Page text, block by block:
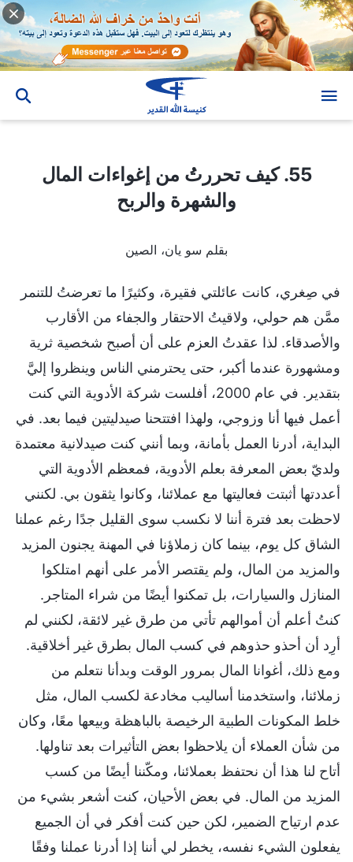
55. كيف تحررتُ من إغواءات المال
والشهرة والربح
بقلم سو يان، الصين
في صِغري، كانت عائلتي فقيرة، وكثيرًا ما تعرضتُ للتنمر
ممَّن هم حولي، ولاقيتُ الاحتقار والجفاء من الأقارب
والأصدقاء. لذا عقدتُ العزم على أن أصبح شخصية ثرية
ومشهورة عندما أكبر، حتى يحترمني الناس وينظروا إليَّ
بتقدير. في عام 2000، أفلست شركة الأدوية التي كنت
أعمل فيها أنا وزوجي، ولهذا افتتحنا صيدليتين فيما بعد. في
البداية، أدرنا العمل بأمانة، وبما أنني كنت صيدلانية معتمدة
ولديّ بعض المعرفة بعلم الأدوية، فمعظم الأدوية التي
أعددتها أثبتت فعاليتها مع عملائنا، وكانوا يثقون بي. لكنني
لاحظت بعد فترة أننا لا نكسب سوى القليل جدًا رغم عملنا
الشاق كل يوم، بينما كان زملاؤنا في المهنة يجنون المزيد
والمزيد من المال، ولم يقتصر الأمر على أنهم امتلكوا
المنازل والسيارات، بل تمكنوا أيضًا من شراء المتاجر.
كنتُ أعلم أن أموالهم تأتي من طرق غير لائقة، لكنني لم
أرِد أن أحذو حذوهم في كسب المال بطرق غير أخلاقية.
ومع ذلك، أغوانا المال بمرور الوقت وبدأنا نتعلم من
زملائنا، واستخدمنا أساليب مخادعة لكسب المال، مثل
خلط المكونات الطبية الرخيصة بالباهظة وبيعها معًا، وكان
من شأن العملاء أن يلاحظوا بعض التأثيرات بعد تناولها.
أتاح لنا هذا أن نحتفظ بعملائنا، ومكّننا أيضًا من كسب
المزيد من المال. في بعض الأحيان، كنت أشعر بشيء من
عدم ارتياح الضمير، لكن حين كنت أفكر في أن الجميع
يفعلون الشيء نفسه، يخطر لي أننا إذا أدرنا عملنا وفقًا